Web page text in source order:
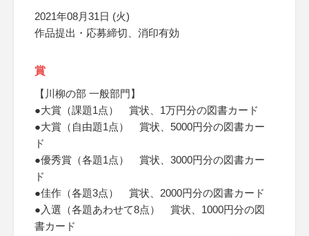
2021年08月31日 (火)
作品提出・応募締切、消印有効
賞
【川柳の部 一般部門】
●大賞（課題1点） 賞状、1万円分の図書カード
●大賞（自由題1点） 賞状、5000円分の図書カー
ド
●優秀賞（各題1点） 賞状、3000円分の図書カー
ド
●佳作（各題3点） 賞状、2000円分の図書カード
●入選（各題あわせて8点） 賞状、1000円分の図
書カード